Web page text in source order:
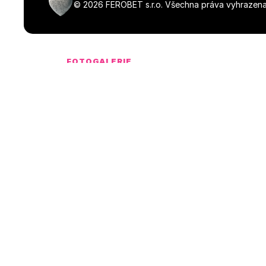
© 2026 FEROBET s.r.o. Všechna práva
FOTOGALERIE